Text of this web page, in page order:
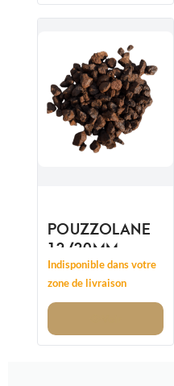
POUZZOLANE
12/20MM
Indisponible dans votre
zone de livraison